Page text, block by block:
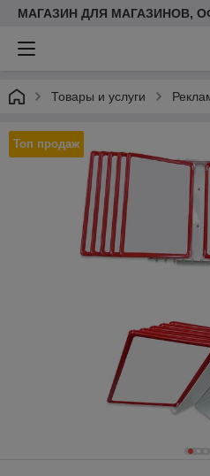
МАГАЗИН ДЛЯ МАГАЗИНОВ,
Товары и услуги
Топ продаж